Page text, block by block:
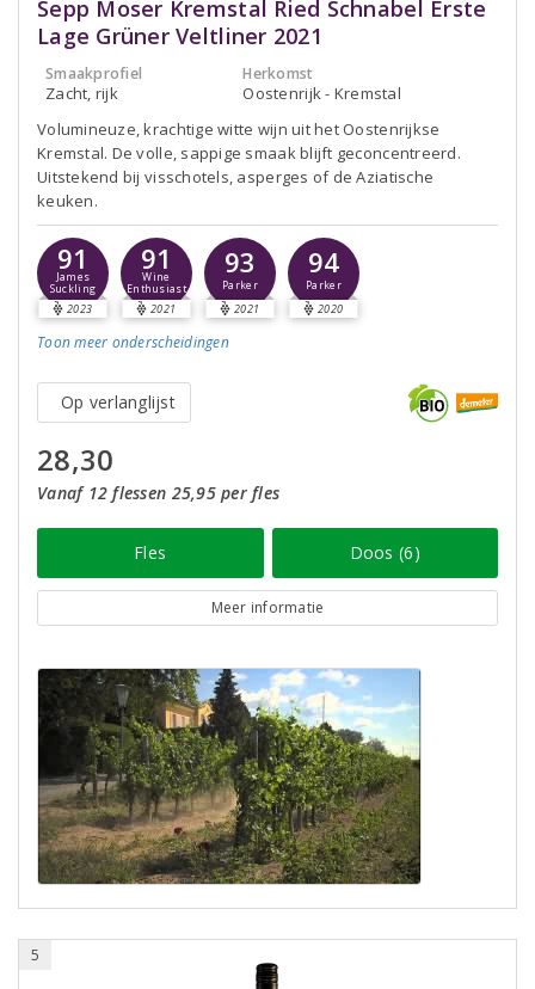
Sepp Moser Kremstal Ried Schnabel Erste
Lage Grüner Veltliner 2021
Smaakprofiel
Zacht, rijk
Herkomst
Oostenrijk - Kremstal
Volumineuze, krachtige witte wijn uit het Oostenrijkse
Kremstal. De volle, sappige smaak blijft geconcentreerd.
Uitstekend bij visschotels, asperges of de Aziatische
keuken.
91
James
Suckling
2023
91
Wine
Enthusiast
2021
93
Parker
2021
94
Parker
2020
Toon meer onderscheidingen
Op verlanglijst
28,30
Vanaf 12 flessen 25,95 per fles
Fles Doos (6)
Meer informatie
5